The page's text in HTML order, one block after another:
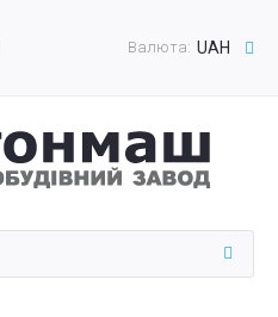
Валюта: UAH